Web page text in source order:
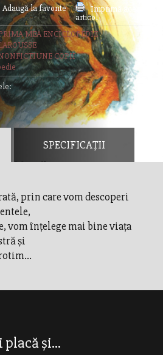
Adaugă la favorite
Imprimă acest
articol
MEA ENCICLOPEDIE
COPII
SPECIFICAȚII
prin care vom descoperi
vom înţelege mai bine viaţa
şi
placă și...